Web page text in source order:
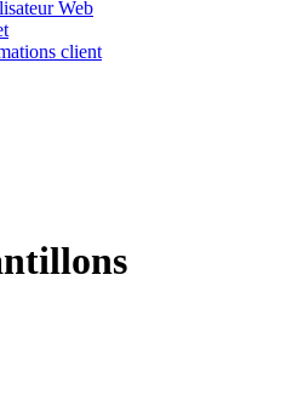
Web
client